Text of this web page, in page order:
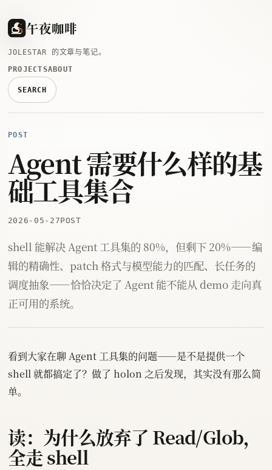
午夜咖啡
JOLESTAR 的文章与笔记。
PROJECTSABOUT
SEARCH
POST
Agent 需要什么样的基
础工具集合
2026-05-27POST
shell 能解决 Agent 工具集的 80%，但剩下 20%——编
辑的精确性、patch 格式与模型能力的匹配、长任务的
调度抽象——恰恰决定了 Agent 能不能从 demo 走向真
正可用的系统。
看到大家在聊 Agent 工具集的问题——是不是提供一个
shell 就都搞定了？做了 holon 之后发现，其实没有那么简
单。
读：为什么放弃了 Read/Glob，
全走 shell